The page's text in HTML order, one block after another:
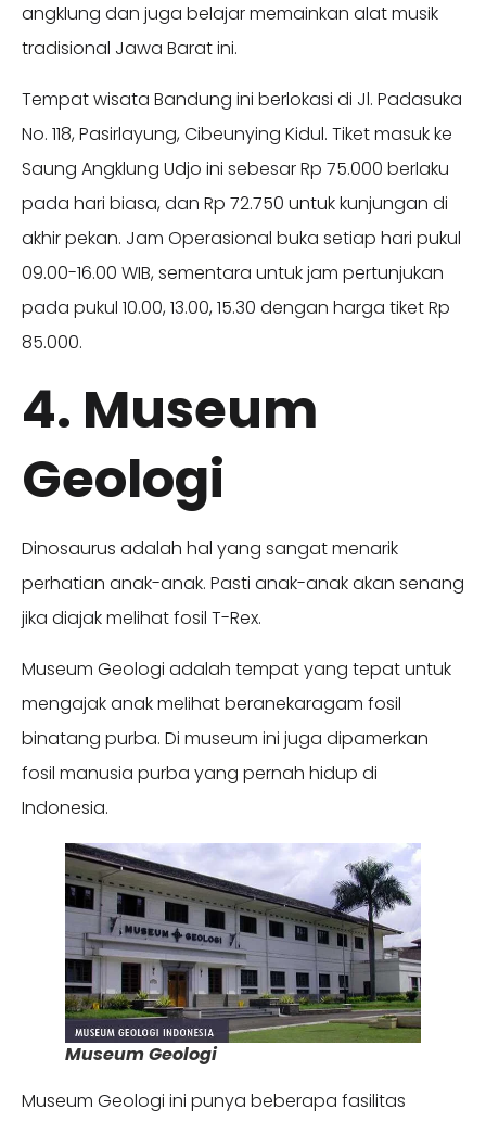
angklung dan juga belajar memainkan alat musik
tradisional Jawa Barat ini.
Tempat wisata Bandung ini berlokasi di Jl. Padasuka
No. 118, Pasirlayung, Cibeunying Kidul. Tiket masuk ke
Saung Angklung Udjo ini sebesar Rp 75.000 berlaku
pada hari biasa, dan Rp 72.750 untuk kunjungan di
akhir pekan. Jam Operasional buka setiap hari pukul
09.00-16.00 WIB, sementara untuk jam pertunjukan
pada pukul 10.00, 13.00, 15.30 dengan harga tiket Rp
85.000.
4. Museum
Geologi
Dinosaurus adalah hal yang sangat menarik
perhatian anak-anak. Pasti anak-anak akan senang
jika diajak melihat fosil T-Rex.
Museum Geologi adalah tempat yang tepat untuk
mengajak anak melihat beranekaragam fosil
binatang purba. Di museum ini juga dipamerkan
fosil manusia purba yang pernah hidup di
Indonesia.
Museum Geologi
Museum Geologi ini punya beberapa fasilitas